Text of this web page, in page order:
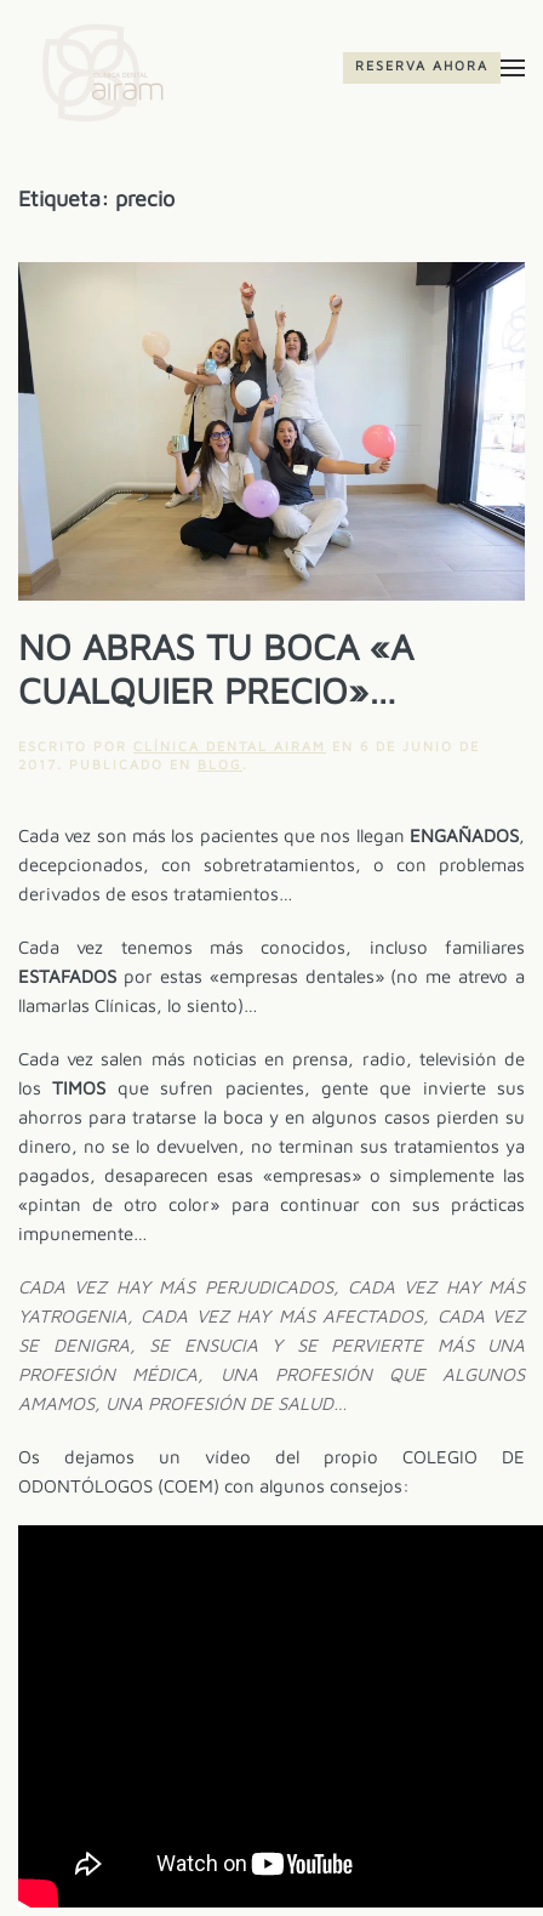
RESERVA AHORA
Etiqueta: precio
NO ABRAS TU BOCA «A
CUALQUIER PRECIO»…
ESCRITO POR CLÍNICA DENTAL AIRAM EN 6 DE JUNIO DE
2017
. PUBLICADO EN BLOG
Cada vez son más los pacientes que nos llegan ENGAÑADOS,
decepcionados, con sobretratamientos, o con problemas
derivados de esos tratamientos…
Cada vez tenemos más conocidos, incluso familiares
ESTAFADOS por estas «empresas dentales» (no me atrevo a
llamarlas Clínicas, lo siento)…
Cada vez salen más noticias en prensa, radio, televisión de
losTIMOS que sufren pacientes, gente que invierte sus
ahorros para tratarse la boca y en algunos casos pierden su
dinero, no se lo devuelven, no terminan sus tratamientos ya
pagados, desaparecen esas «empresas» o simplemente las
«pintan de otro color» para continuar con sus prácticas
impunemente…
CADA VEZ HAY MÁS PERJUDICADOS, CADA VEZ HAY MÁS
YATROGENIA, CADA VEZ HAY MÁS AFECTADOS, CADA VEZ
SE DENIGRA, SE ENSUCIA Y SE PERVIERTE MÁS UNA
PROFESIÓN MÉDICA, UNA PROFESIÓN QUE ALGUNOS
AMAMOS, UNA PROFESIÓN DE SALUD…
Os dejamos un vídeo del propio COLEGIO DE
ODONTÓLOGOS (COEM) con algunos consejos: